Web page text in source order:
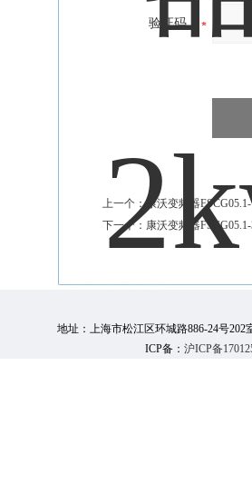
验证码：
上一个：康沃变频器
下一个： 康沃变频器
地址：上海市松江区环城路886-24号202
ICP备： 沪ICP备